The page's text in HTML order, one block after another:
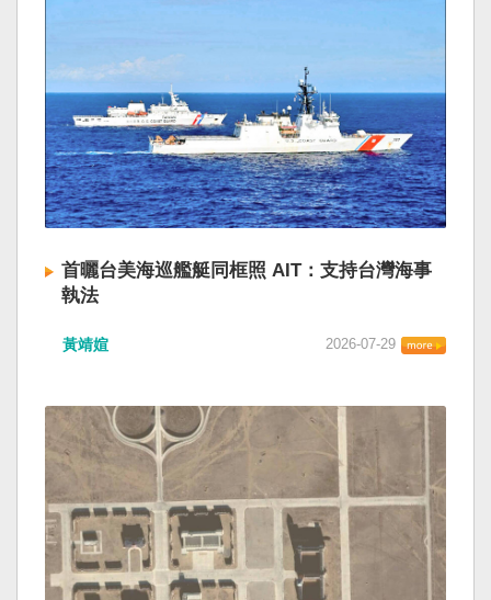
首曬台美海巡艦艇同框照 AIT：支持台灣海事
執法
黃靖媗 2026-07-29